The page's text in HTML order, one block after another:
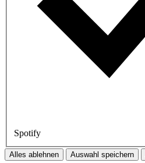
Spotify
Alles ablehnen Auswahl speichern